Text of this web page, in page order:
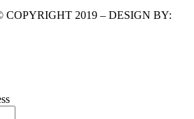
2019 – DESIGN BY: